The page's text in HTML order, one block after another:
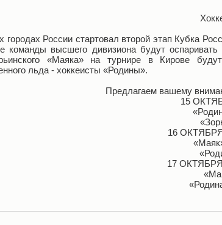
городах России стартовал второй этап Кубка
команды высшего дивизиона будут
«Маяка» на турнире в Кирове
льда - хоккеисты «Родины».
Предлагаем вашему
15
16
17